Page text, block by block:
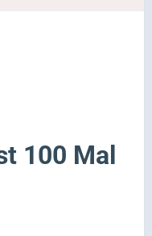
100 Mal